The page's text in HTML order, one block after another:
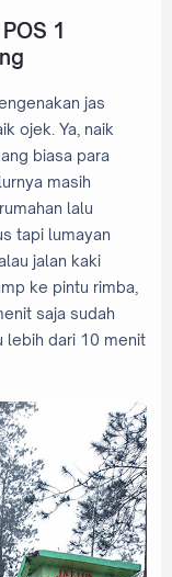
1
jas
ojek. Ya, naik
biasa para
masih
lalu
tapi lumayan
jalan kaki
ke pintu rimba,
saja sudah
lebih dari 10 menit